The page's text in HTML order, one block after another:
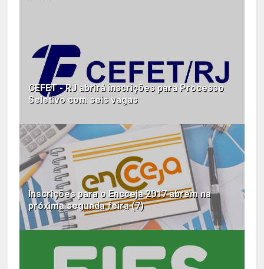
CEFET - RJ abrirá inscrições para Processo
Seletivo com seis vagas
Inscrições para o Encceja 2017 abrem na
próxima segunda feira (7)